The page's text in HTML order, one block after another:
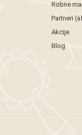
Robne
Partneri
Akcije
Blog